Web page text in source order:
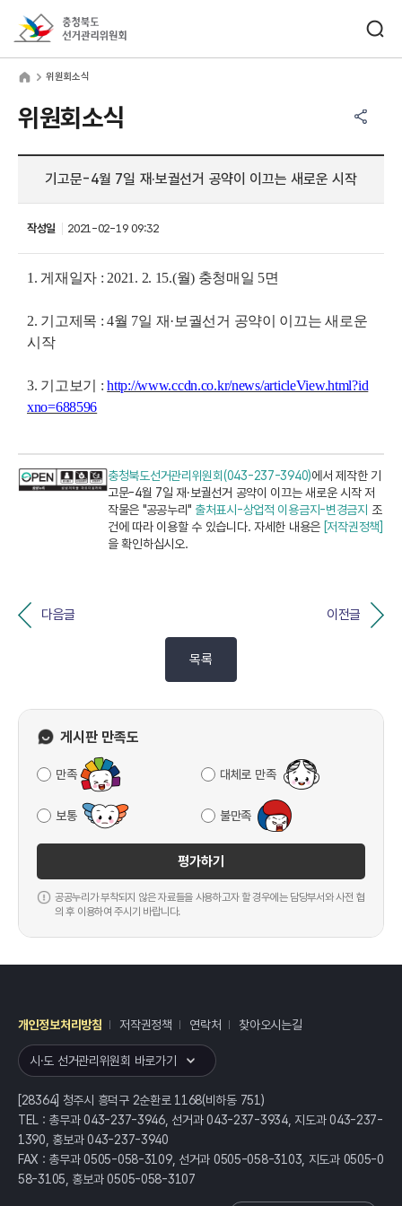
위원회소식
위원회소식
기고문-4월 7일 재·보궐선거 공약이 이끄는 새로운 시작
작성일 2021-02-19 09:32
1. 게재일자 : 2021. 2. 15.(월) 충청매일 5면
2. 기고제목 : 4월 7일 재·보궐선거 공약이 이끄는 새로운
시작
3. 기고보기 :http://www.ccdn.co.kr/news/articleView.html?id
xno=688596
충청북도선거관리위원회(043-237-3940)에서 제작한 기
고문-4월 7일 재·보궐선거 공약이 이끄는 새로운 시작 저
작물은 "공공누리" 출처표시-상업적 이용금지-변경금지 조
건에 따라 이용할 수 있습니다. 자세한 내용은 [저작권정책]
을 확인하십시오.
다음글 이전글
목록
게시판 만족도
만족 대체로 만족
보통 불만족
평가하기
공공누리가 부착되지 않은 자료들을 사용하고자 할 경우에는 담당부서와 사전 협
의 후 이용하여 주시기 바랍니다.
개인정보처리방침 저작권정책 연락처 찾아오시는길
시·도 선거관리위원회 바로가기
[28364] 청주시 흥덕구 2순환로 1168(비하동 751)
TEL : 총무과 043-237-3946, 선거과 043-237-3934, 지도과 043-237-
1390, 홍보과 043-237-3940
FAX : 총무과 0505-058-3109, 선거과 0505-058-3103, 지도과 0505-0
58-3105, 홍보과 0505-058-3107